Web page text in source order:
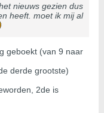
nieuws gezien dus
heeft. moet ik mij al
geboekt (van 9 naar
derde grootste)
2de is